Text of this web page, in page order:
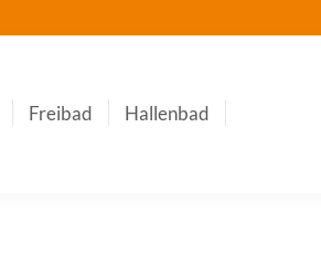
Freibad Hallenbad